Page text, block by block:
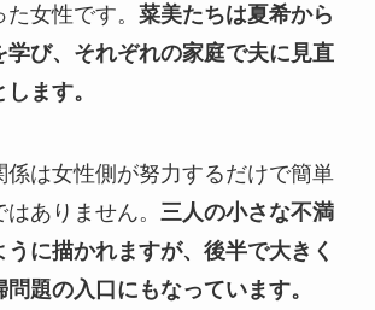
女性です。 菜美たちは夏希から
学び、それぞれの家庭で夫に見直
ます。
係は女性側が努力するだけで簡単
ありません。 三人の小さな不満
に描かれますが、後半で大きく
題の入口にもなっています。